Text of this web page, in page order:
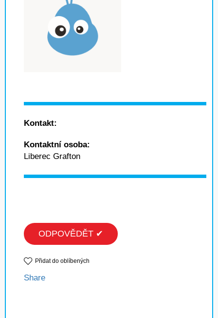
Kontakt:
Kontaktní osoba:
Liberec Grafton
ODPOVĚDĚT ✔
Přidat do oblíbených
Share